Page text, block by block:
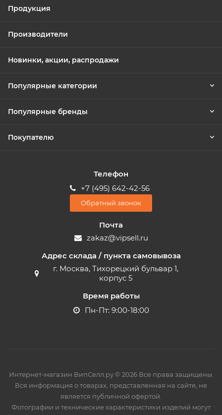
Продукция
Производители
Новинки, акции, распродажи
Популярные категории
Популярные бренды
Покупателю
Телефон
+7 (495) 642-42-56
Обратный звонок
Почта
zakaz@vipsell.ru
Адрес склада / пункта самовывоза
г. Москва, Тихорецкий бульвар 1,
корпус 5
Время работы
Пн-Пт: 9:00-18:00
Интернет-магазин ВипСелл.ру © 2026 Все права защищены.
Вся информация о товарах, представленная на сайте, не
является публичной офертой.
Фотографии и технические характеристики изделий могут